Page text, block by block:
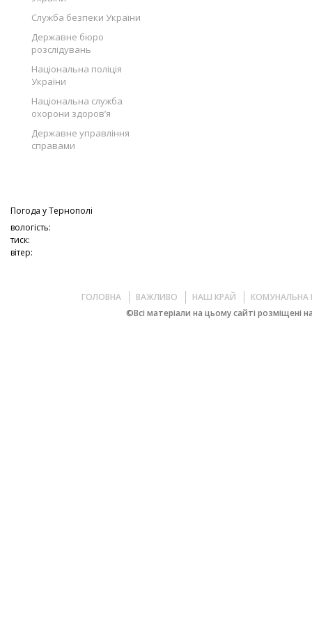
Служба безпеки України
Державне бюро
розслідувань
Національна поліція
України
Національна служба
охорони здоров’я
Державне управління
справами
Погода уТернополі
вологість:
тиск:
вітер:
ГОЛОВНА ВАЖЛИВО НАШ КРАЙ
КОМУНАЛЬНА
©Всі матеріали на цьому сайті розміщені